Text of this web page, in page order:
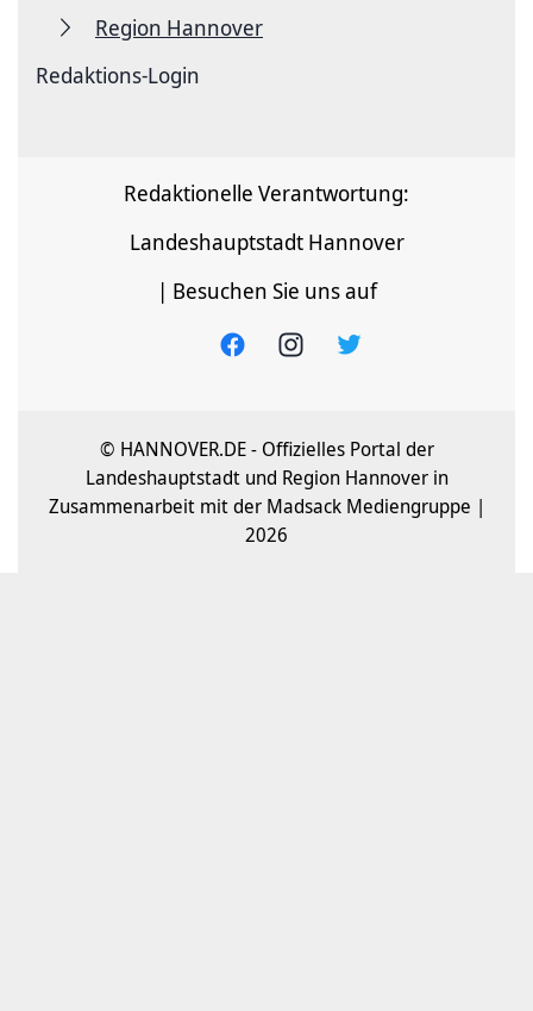
Region Hannover
Redaktions-Login
Redaktionelle Verantwortung:
Landeshauptstadt Hannover
| Besuchen Sie uns auf
© HANNOVER.DE - Offizielles Portal der
Landeshauptstadt und Region Hannover in
Zusammenarbeit mit der Madsack Mediengruppe |
2026